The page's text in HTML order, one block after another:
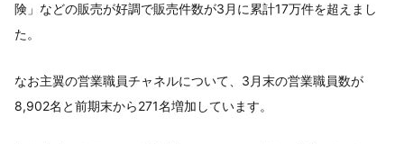
険」などの販売が好調で販売件数が3月に累計17万件を超えまし
た。
なお主翼の営業職員チャネルについて、3月末の営業職員数が
8,902名と前期末から271名増加しています。